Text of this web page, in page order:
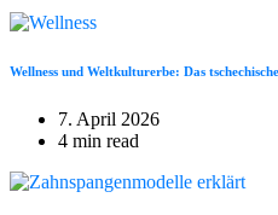
Wellness und Weltkulturerbe: Das
7. April 2026
4 min read